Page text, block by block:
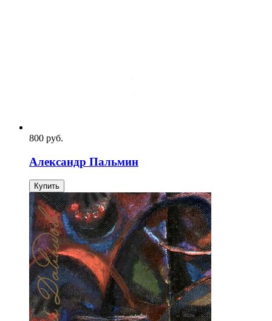
800 pуб.
Александр Пальмин
Купить